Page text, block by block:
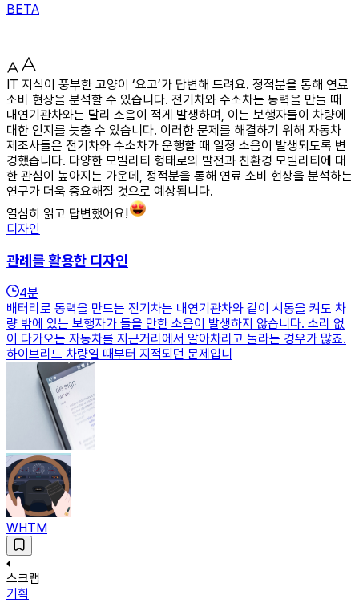
BETA
IT 지식이 풍부한 고양이 ‘요고’가 답변해 드려요. 정적분을 통해 연료
소비 현상을 분석할 수 있습니다. 전기차와 수소차는 동력을 만들 때
내연기관차와는 달리 소음이 적게 발생하며, 이는 보행자들이 차량에
대한 인지를 늦출 수 있습니다. 이러한 문제를 해결하기 위해 자동차
제조사들은 전기차와 수소차가 운행할 때 일정 소음이 발생되도록 변
경했습니다. 다양한 모빌리티 형태로의 발전과 친환경 모빌리티에 대
한 관심이 높아지는 가운데, 정적분을 통해 연료 소비 현상을 분석하는
연구가 더욱 중요해질 것으로 예상됩니다.
열심히 읽고 답변했어요!
디자인
관례를 활용한 디자인
4분
배터리로 동력을 만드는 전기차는 내연기관차와 같이 시동을 켜도 차
량 밖에 있는 보행자가 들을 만한 소음이 발생하지 않습니다. 소리 없
이 다가오는 자동차를 지근거리에서 알아차리고 놀라는 경우가 많죠.
하이브리드 차량일 때부터 지적되던 문제입니
WHTM
스크랩
기획